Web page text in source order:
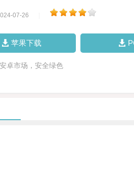
07-26
苹果下载
安卓市场，安全绿色